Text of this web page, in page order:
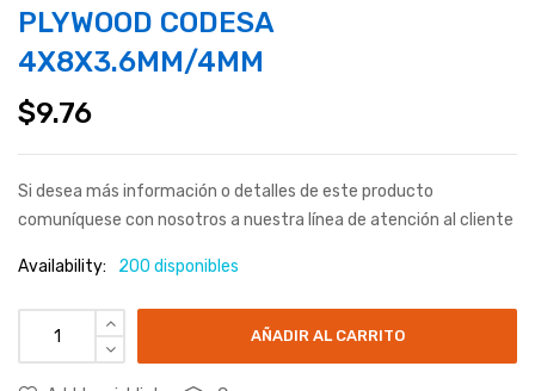
PLYWOOD CODESA
4X8X3.6MM/4MM
$9.76
Si desea más información o detalles de este producto
comuníquese con nosotros a nuestra línea de atención al cliente
Availability: 200 disponibles
AÑADIR AL CARRITO